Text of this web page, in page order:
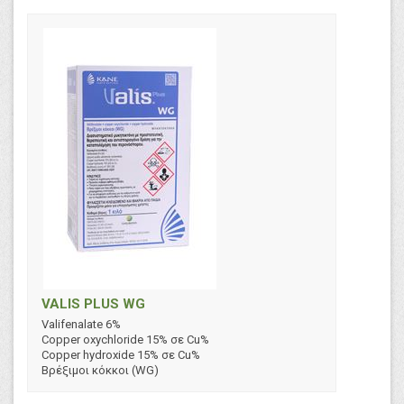
ΛΑΧΑΝΟ (Θ)
ΛΑΧΑΝΟ (Υ)
ΛΕΜΟΝΙΑ
ΛΥΚΙΣΚΟΣ
ΛΥΚΟΤΡΙΒΟΛΟ (Θ)
ΛΥΚΟΤΡΙΒΟΛΟ (Υ+Θ+Τ)
ΛΥΚΟΤΡΙΒΟΛΟ ΥΔΡΟΠΟΝΙΑΣ
ΜΑΛΑΚΟ ΣΙΤΑΡΙ
ΜΑΝΙΤΑΡΙΑ
ΜΑΝΤΑΡΙΝΙΑ
ΜΑΡΟΥΛΙ
ΜΑΡΟΥΛΙ (Θ)
ΜΑΡΟΥΛΙ (Υ)
VALIS PLUS WG
Valifenalate 6%
Copper oxychloride 15% σε Cu%
Copper hydroxide 15% σε Cu%
Βρέξιμοι κόκκοι (WG)